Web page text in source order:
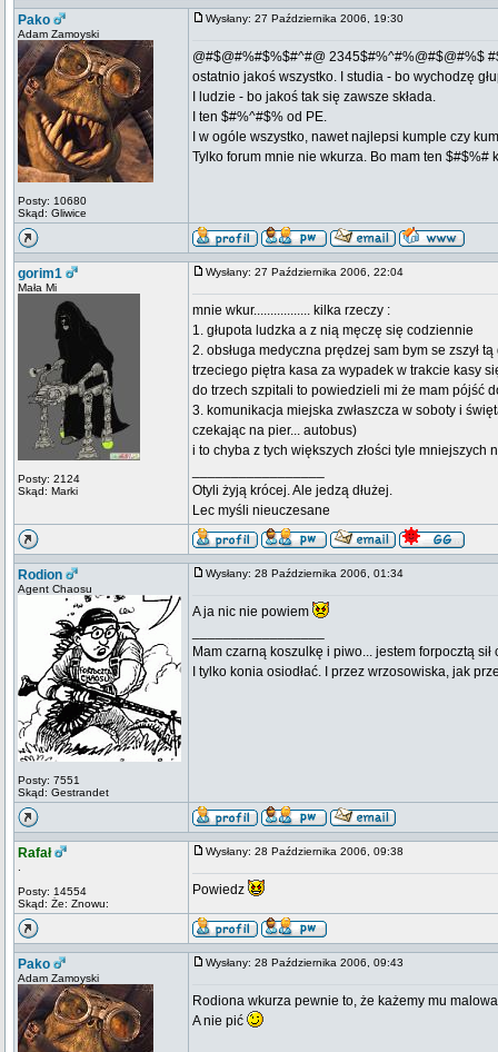
Pako
Adam Zamoyski
Posty: 10680
Skąd: Gliwice
Wysłany: 27 Października 2006, 19:30
@#$@#%#$%$#^#@ 2345$#%^#%@#$@#%$
ostatnio jakoś wszystko. I studia - bo wychodzę
I ludzie - bo jakoś tak się zawsze składa.
I ten $#%^#$% od PE.
I w ogóle wszystko, nawet najlepsi kumple czy
Tylko forum mnie nie wkurza. Bo mam ten $#$%#
gorim1
Mała Mi
Posty: 2124
Skąd: Marki
Wysłany: 27 Października 2006, 22:04
mnie wkur................. kilka rzeczy :
1. głupota ludzka a z nią męczę się codziennie
2. obsługa medyczna prędzej sam bym se zszył
trzeciego piętra kasa za wypadek w trakcie kasy
do trzech szpitali to powiedzieli mi że mam pójść
3. komunikacja miejska zwłaszcza w soboty i
czekając na pier... autobus)
i to chyba z tych większych złości tyle mniejszych
Otyli żyją krócej. Ale jedzą dłużej.
Lec myśli nieuczesane
Rodion
Agent Chaosu
Posty: 7551
Skąd: Gestrandet
Wysłany: 28 Października 2006, 01:34
A ja nic nie powiem
Mam czarną koszulkę i piwo... jestem forpocztą sił
I tylko konia osiodłać. I przez wrzosowiska, jak
Rafał
Posty: 14554
Skąd: Że: Znowu:
Wysłany: 28 Października 2006, 09:38
Powiedz
Pako
Adam Zamoyski
Wysłany: 28 Października 2006, 09:43
Rodiona wkurza pewnie to, że każemy mu
A nie pić